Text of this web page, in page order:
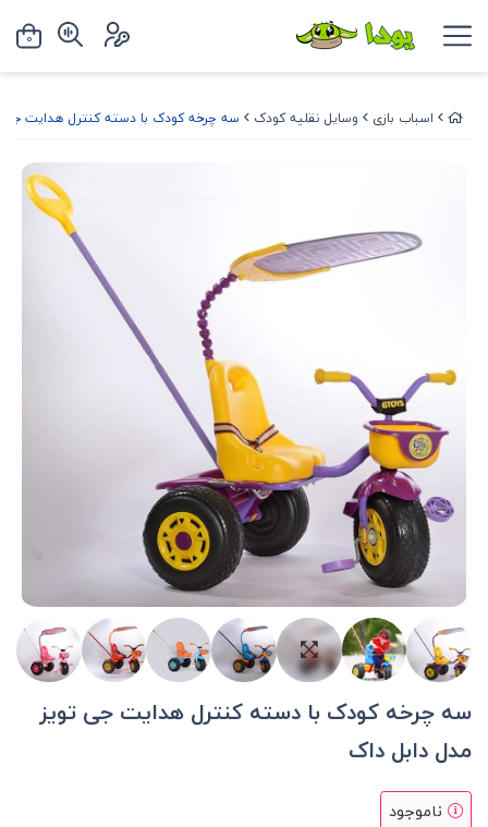
اسباب بازی وسایل نقلیه کودک سه چرخه کودک با دسته کنترل هدایت جی
سه چرخه کودک با دسته کنترل هدایت جی تویز
مدل دابل داک
ناموجود
0